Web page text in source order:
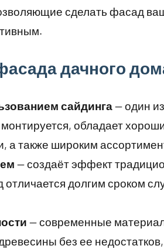
сделать фасад
дачного
сайдинга— один
обладает
а также широким
— создаёт эффект
отличается долгим сроком
— современные
без ее недостатков,